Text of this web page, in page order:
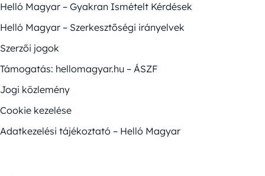
Helló Magyar – Gyakran Ismételt Kérdések
Helló Magyar – Szerkesztőségi irányelvek
Szerzői jogok
Támogatás: hellomagyar.hu – ÁSZF
Jogi közlemény
Cookie kezelése
Adatkezelési tájékoztató – Helló Magyar